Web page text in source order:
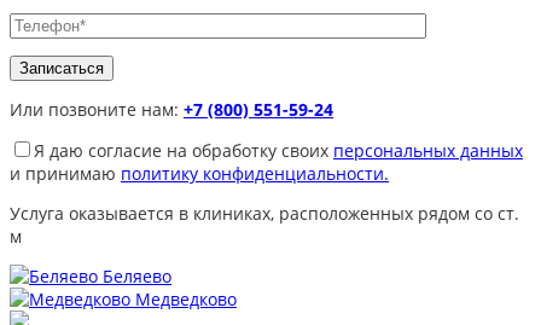
Или позвоните нам: +7 (800) 551-59-24
Я даю согласие на обработку своих персональных данных
и принимаю политику конфиденциальности.
Услуга оказывается в клиниках, расположенных рядом со ст.
м
Беляево
Медведково